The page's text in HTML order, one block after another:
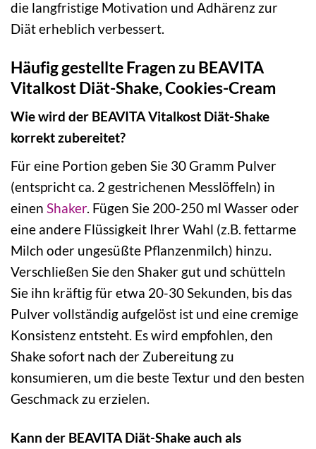
die langfristige Motivation und Adhärenz zur
Diät erheblich verbessert.
Häufig gestellte Fragen zu BEAVITA
Vitalkost Diät-Shake, Cookies-Cream
Wie wird der BEAVITA Vitalkost Diät-Shake
korrekt zubereitet?
Für eine Portion geben Sie 30 Gramm Pulver
(entspricht ca. 2 gestrichenen Messlöffeln) in
einen Shaker. Fügen Sie 200-250 ml Wasser oder
eine andere Flüssigkeit Ihrer Wahl (z.B. fettarme
Milch oder ungesüßte Pflanzenmilch) hinzu.
Verschließen Sie den Shaker gut und schütteln
Sie ihn kräftig für etwa 20-30 Sekunden, bis das
Pulver vollständig aufgelöst ist und eine cremige
Konsistenz entsteht. Es wird empfohlen, den
Shake sofort nach der Zubereitung zu
konsumieren, um die beste Textur und den besten
Geschmack zu erzielen.
Kann der BEAVITA Diät-Shake auch als